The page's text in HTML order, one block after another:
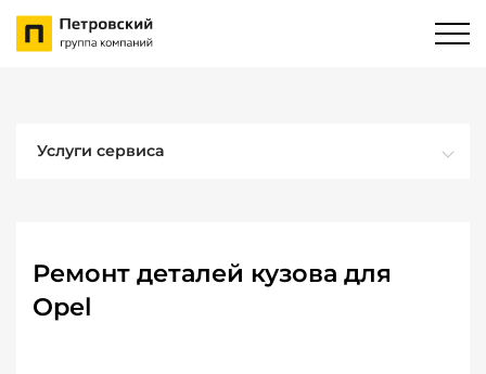
Услуги сервиса
Ремонт деталей кузова для
Opel